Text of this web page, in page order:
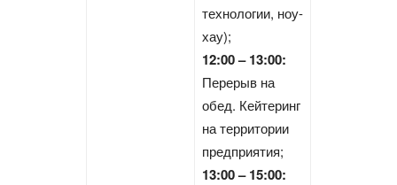
технологии, ноу-
хау);
12:00 – 13:00:
Перерыв на
обед. Кейтеринг
на территории
предприятия;
13:00 – 15:00: